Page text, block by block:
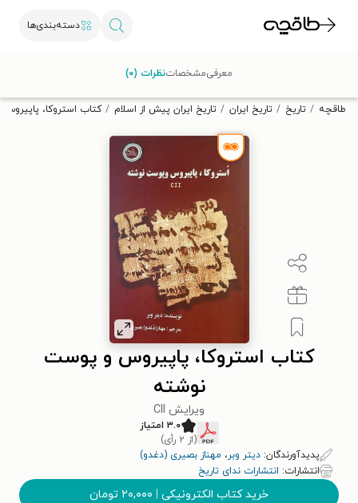
دسته‌بندی‌ها
تخفیف از طاقچه دریافت کن.
طاقچه تاریخ تاریخ ایران تاریخ ایران پیش از اسلام کتاب استروکا،
کتاب استروکا، پاپیروس و پوست
نوشته
ویرایش Cll
۳.۰ امتیاز
(از ۲ رأی)
پدیدآورندگان: دیتر وبر، مهناز بصیری (دغدو)
انتشارات: انتشارات ندای تاریخ
خرید کتاب الکترونیکی | ۲۰,۰۰۰ تومان
معرفیمشخصاتنظرات (۰)